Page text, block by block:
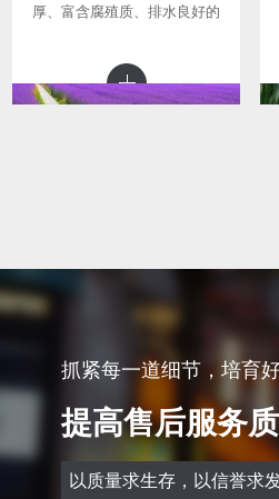
厚、富含腐殖质、排水良好的
少，在中性、偏碱性土壤中均
能生长良好。性耐寒，地下根
形态特征 多年生草本，高30-
120厘米。茎四方形，近基部
可为圆形，节和棱上有硬毛。
叶片卵圆形至倒卵形或长圆状
披针形，长2-8厘米，宽1-5厘
米，基生叶的边缘通常有粗锯
齿和缺刻，茎
抓紧每一道细节，培育
提高售后服务
以质量求生存，以信誉求